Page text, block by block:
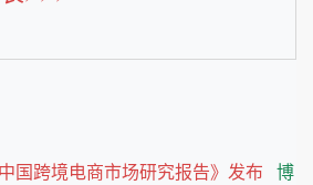
国跨境电商市场研究报告》发布 博